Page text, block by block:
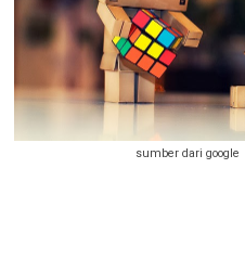
sumber dari google